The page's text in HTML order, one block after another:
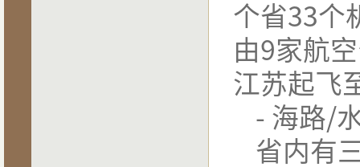
个省33个
由9家航
江苏起飞
- 海路/
省内有